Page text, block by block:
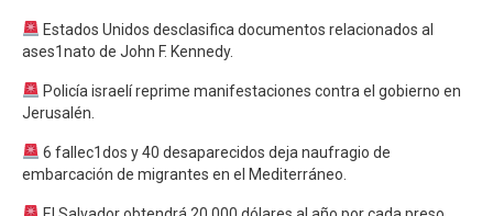
Estados Unidos desclasifica documentos relacionados al
ases1nato de John F. Kennedy.
Policía israelí reprime manifestaciones contra el gobierno en
Jerusalén.
6 fallec1dos y 40 desaparecidos deja naufragio de
embarcación de migrantes en el Mediterráneo.